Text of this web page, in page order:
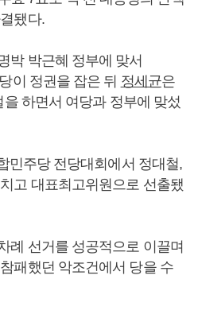
됐다.
박 박근혜 정부에 맞서
이 정권을 잡은 뒤 정세균은
하면서 여당과 정부에 맞섰
민주당 전당대회에서 정대철,
고 대표최고위원으로 선출됐
례 선거를 성공적으로 이끌며
패했던 악조건에서 당을 수